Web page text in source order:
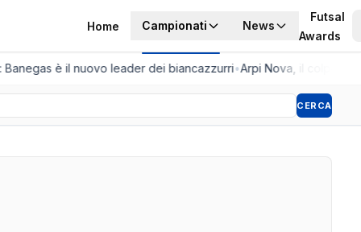
Home Campionati News
Futsal
Awards
è il nuovo leader dei biancazzurri•Arpi Nova, il colpo
CERCA